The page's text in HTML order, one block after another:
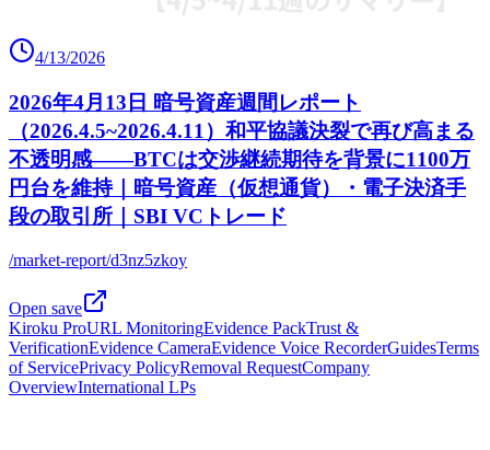
4/13/2026
2026年4月13日 暗号資産週間レポート
（2026.4.5~2026.4.11）和平協議決裂で再び高まる
不透明感――BTCは交渉継続期待を背景に1100万
円台を維持｜暗号資産（仮想通貨）・電子決済手
段の取引所｜SBI VCトレード
/market-report/d3nz5zkoy
Open save
Kiroku ProURL MonitoringEvidence PackTrust &
VerificationEvidence CameraEvidence Voice RecorderGuidesTerms
of ServicePrivacy PolicyRemoval RequestCompany
OverviewInternational LPs